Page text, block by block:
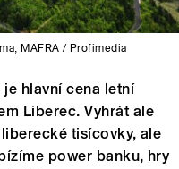
, MAFRA / Profimedia
hlavní cena letní
Liberec. Vyhrát ale
tisícovky, ale
power banku, hry